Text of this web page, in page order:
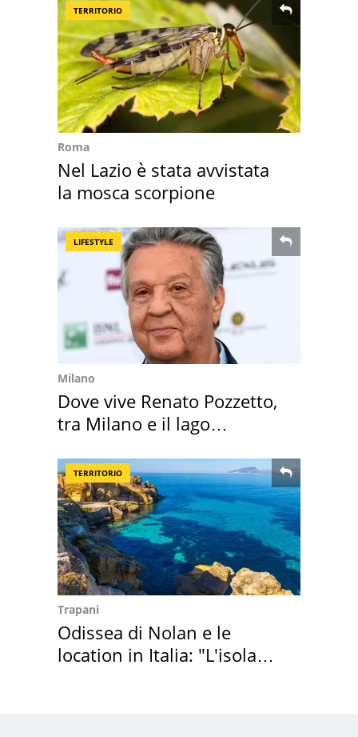
TERRITORIO
Roma
Nel Lazio è stata avvistata
la mosca scorpione
LIFESTYLE
Milano
Dove vive Renato Pozzetto,
tra Milano e il lago
TERRITORIO
Trapani
Odissea di Nolan e le
location in Italia: "L'isola